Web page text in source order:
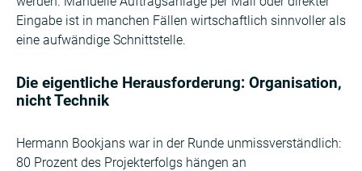
Eingabe ist in manchen Fällen wirtschaftlich sinnvoller als
eine aufwändige Schnittstelle.
Die eigentliche Herausforderung: Organisation,
nicht Technik
Hermann Bookjans war in der Runde unmissverständlich:
80 Prozent des Projekterfolgs hängen an